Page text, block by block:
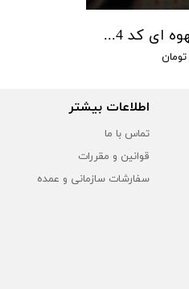
آستری طرحدار قهوه ای کد 104
اطلاعات بیشتر
تماس با ما
قوانین و مقررات
سفارشات سازمانی و عمده